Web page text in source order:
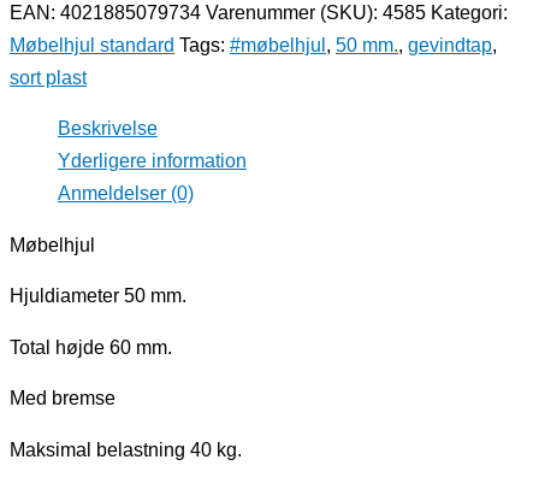
EAN: 4021885079734 Varenummer (SKU): 4585 Kategori:
Møbelhjul standard Tags: #møbelhjul , 50 mm., gevindtap,
sort plast
Beskrivelse
Yderligere information
Anmeldelser (0)
Møbelhjul
Hjuldiameter 50 mm.
Total højde 60 mm.
Med bremse
Maksimal belastning 40 kg.